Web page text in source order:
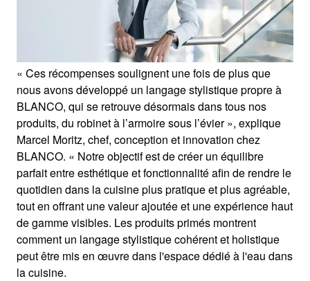
« Ces récompenses soulignent une fois de plus que
nous avons développé un langage stylistique propre à
BLANCO, qui se retrouve désormais dans tous nos
produits, du robinet à l’armoire sous l’évier », explique
Marcel Moritz, chef, conception et innovation chez
BLANCO. « Notre objectif est de créer un équilibre
parfait entre esthétique et fonctionnalité afin de rendre le
quotidien dans la cuisine plus pratique et plus agréable,
tout en offrant une valeur ajoutée et une expérience haut
de gamme visibles. Les produits primés montrent
comment un langage stylistique cohérent et holistique
peut être mis en œuvre dans l'espace dédié à l'eau dans
la cuisine.